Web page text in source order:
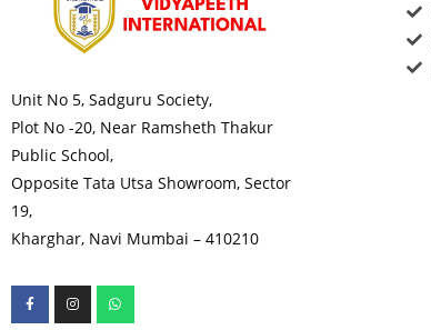
Unit No 5, Sadguru Society,
Plot No -20, Near Ramsheth Thakur
Public School,
Opposite Tata Utsa Showroom, Sector
19,
Kharghar, Navi Mumbai – 410210